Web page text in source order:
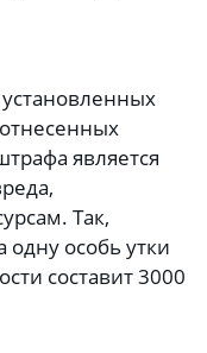
установленных
является
Так,
особь утки
составит 3000